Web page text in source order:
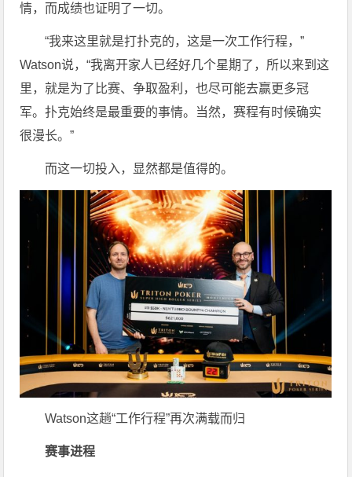
情，而成绩也证明了一切。
“我来这里就是打扑克的，这是一次工作行程，”
Watson说，“我离开家人已经好几个星期了，所以来到这
里，就是为了比赛、争取盈利，也尽可能去赢更多冠
军。扑克始终是最重要的事情。当然，赛程有时候确实
很漫长。”
而这一切投入，显然都是值得的。
Watson这趟“工作行程”再次满载而归
赛事进程